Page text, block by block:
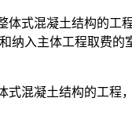
体式混凝土结构的
纳入主体工程取费
式混凝土结构的工